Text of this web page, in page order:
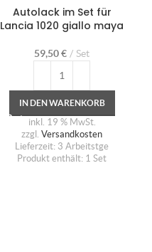
Autolack im Set für
Lancia 1020 giallo maya
59,50€ Set
IN DEN WARENKORB
inkl. 19 % MwSt.
zzgl. Versandkosten
Lieferzeit: 3 Arbeitstge
Produkt enthält: 1 Set